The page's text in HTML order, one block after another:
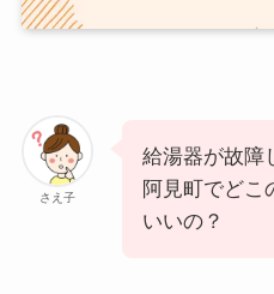
さえ子
給湯器が故障
阿見町でどこ
いいの？